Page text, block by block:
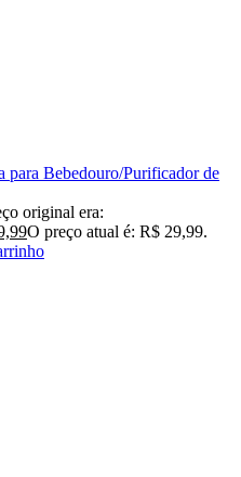
para Bebedouro/Purificador de
original era:
O preço atual é: R$ 29,99.